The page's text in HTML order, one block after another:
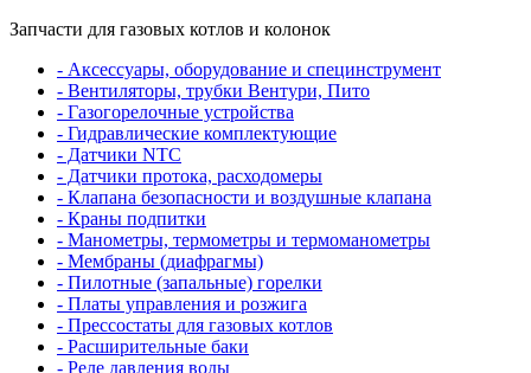
Запчасти для газовых котлов и колонок
- Аксессуары, оборудование и специнструмент
- Вентиляторы, трубки Вентури, Пито
- Газогорелочные устройства
- Гидравлические комплектующие
- Датчики NTC
- Датчики протока, расходомеры
- Клапана безопасности и воздушные клапана
- Краны подпитки
- Манометры, термометры и термоманометры
- Мембраны (диафрагмы)
- Пилотные (запальные) горелки
- Платы управления и розжига
- Прессостаты для газовых котлов
- Расширительные баки
- Реле давления воды